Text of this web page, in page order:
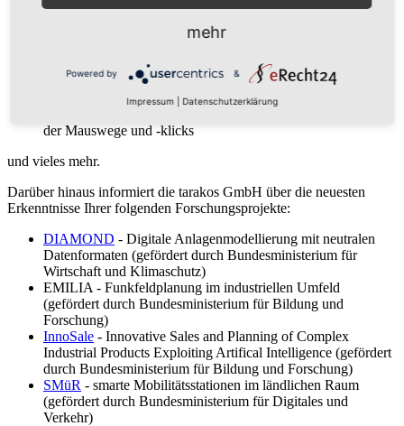
zusätzliches Softwaretool "tarakos Stats Analyzer" zur
Verbesserung der Umsortierung des Projektbaumes
Erweiterung der Funktionalität von Annotationen
erweiterte Nutzungsszenarien des Mehrfachportales möglich
der Mauswege und -klicks
und vieles mehr.
Darüber hinaus informiert die tarakos GmbH über die neuesten
Erkenntnisse Ihrer folgenden Forschungsprojekte:
DIAMOND - Digitale Anlagenmodellierung mit neutralen
Datenformaten (gefördert durch Bundesministerium für
Wirtschaft und Klimaschutz)
EMILIA - Funkfeldplanung im industriellen Umfeld
(gefördert durch Bundesministerium für Bildung und
Forschung)
InnoSale - Innovative Sales and Planning of Complex
Industrial Products Exploiting Artifical Intelligence (gefördert
durch Bundesministerium für Bildung und Forschung)
SMüR - smarte Mobilitätsstationen im ländlichen Raum
(gefördert durch Bundesministerium für Digitales und
Verkehr)
mehr
Powered by &
Impressum Datenschutzerklärung